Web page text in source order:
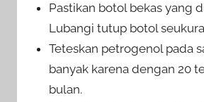
Pastikan botol bekas yang
Lubangi tutup botol
Teteskan petrogenol pada
banyak karena dengan 20
bulan.